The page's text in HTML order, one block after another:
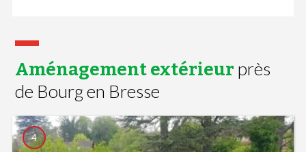
Aménagement extérieur près
de Bourg en Bresse
4